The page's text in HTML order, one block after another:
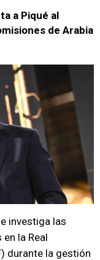
a Piqué al
de Arabia
investiga las
la Real
durante la gestión